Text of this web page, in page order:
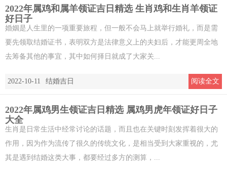
2022年属鸡和属羊领证吉日精选 生肖鸡和生肖羊领证
好日子
婚姻是人生里的一项重要旅程，但一般不会马上就举行婚礼，而是需
要先领取结婚证书，表明双方是法律意义上的夫妇后，才能更周全地
去筹备其他的事宜，其中如何择日就成了大家关...
2022-10-11 结婚吉日 阅读全文
2022年属鸡男生领证吉日精选 属鸡男虎年领证好日子
大全
生肖是日常生活中经常讨论的话题，而且也在关键时刻发挥着很大的
作用，因为作为流传了很久的传统文化，是相当受到大家重视的，尤
其是遇到结婚这类大事，都要经过多方的测算，...